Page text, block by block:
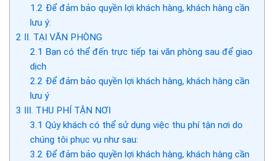
1.2 Để đảm bảo quyền lợi khách hàng, khách hàng cần
lưu ý:
2 II. TẠI VĂN PHÒNG
2.1 Bạn có thể đến trực tiếp tại văn phòng sau để giao
dịch
2.2 Để đảm bảo quyền lợi khách hàng, khách hàng cần
lưu ý
3 III. THU PHÍ TẬN NƠI
3.1 Qúy khách có thể sử dụng việc thu phí tận nơi do
chúng tôi phục vụ như sau:
3.2 Để đảm bảo quyền lợi khách hàng, khách hàng cần